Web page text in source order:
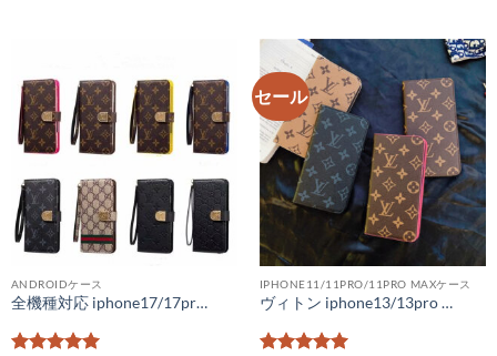
し
た。
で
す。
ANDROIDケース
全機種対応 iphone17/17promax スマホケース かわいい ブランド ヴィトン iphone16/15/14 ケース フリーサイズ 手帳型 gucci 携帯ケース galaxy スライド式 xperia aquos カバー 大人可愛い
セール
IPHONE11/11PRO/11PRO MAXケース
ヴィトン iphone13/13pro ケース コピー 手帳型 ルイヴィトンスマホケースiPhone13プロ モノグラム ビィトン iphone 手帳 型 ケース ダミエ柄 メンズ レディース